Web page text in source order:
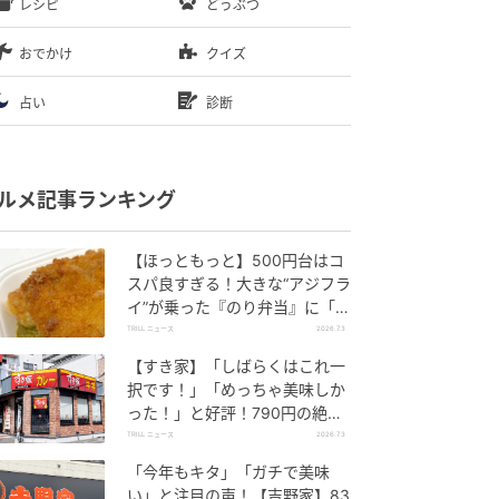
レシピ どうぶつ
おでかけ クイズ
占い 診断
メ記事ランキング
【ほっともっと】500円台はコ
スパ良すぎる！大きな“アジフラ
イ”が乗った『のり弁当』に「ふ
っくら」「うまそうだ！」と好
TRILL ニュース 2026.7.3
【すき家】「しばらくはこれ一
択です！」「めっちゃ美味しか
った！」と好評！790円の絶品
丼、もうチェックした？
TRILL ニュース 2026.7.3
「今年もキタ」「ガチで美味
い」と注目の声！【吉野家】83